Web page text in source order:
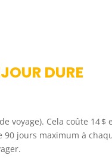
DURE
voyage). Cela coûte 14 $
jours maximum à